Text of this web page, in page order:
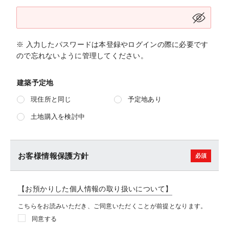
※ 入力したパスワードは本登録やログインの際に必要です
ので忘れないように管理してください。
建築予定地
現住所と同じ 予定地あり
土地購入を検討中
お客様情報保護方針
【お預かりした個人情報の取り扱いについて】
こちらをお読みいただき、ご同意いただくことが前提となります。
同意する